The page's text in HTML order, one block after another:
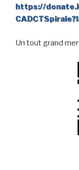
https://
Un tout grand